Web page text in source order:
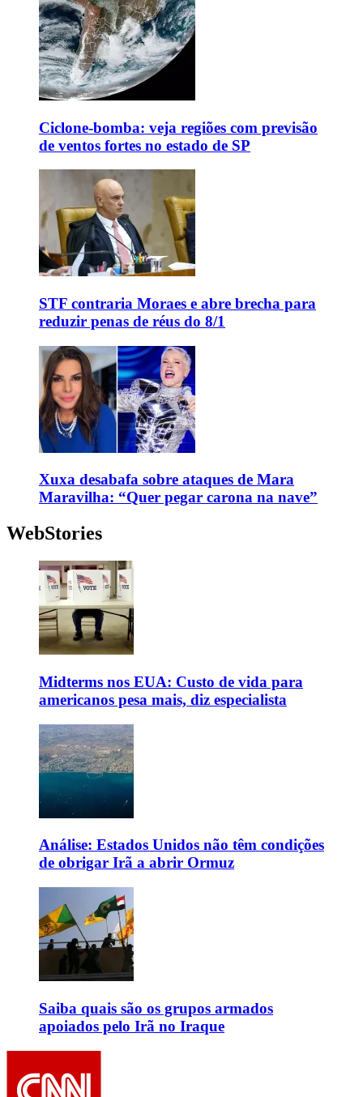
Ciclone-bomba: veja regiões com previsão
de ventos fortes no estado de SP
STF contraria Moraes e abre brecha para
reduzir penas de réus do 8/1
Xuxa desabafa sobre ataques de Mara
Maravilha: “Quer pegar carona na nave”
WebStories
Midterms nos EUA: Custo de vida para
americanos pesa mais, diz especialista
Análise: Estados Unidos não têm condições
de obrigar Irã a abrir Ormuz
Saiba quais são os grupos armados
apoiados pelo Irã no Iraque